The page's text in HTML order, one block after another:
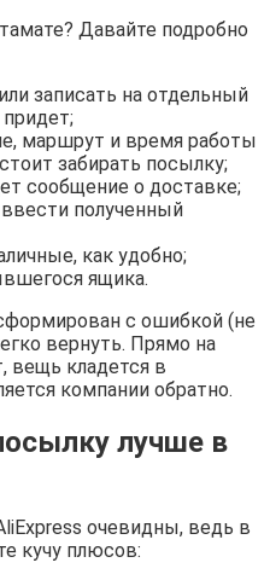
Давайте подробно
записать на отдельный
маршрут и время работы
забирать посылку;
сообщение о доставке;
полученный
как удобно;
ящика.
с ошибкой (не
вернуть. Прямо на
вещь кладется в
компании обратно.
лучше в
очевидны, ведь в
кучу плюсов: